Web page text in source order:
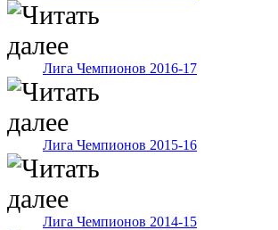
Лига Чемпионов 2016-17
Лига Чемпионов 2015-16
Лига Чемпионов 2014-15